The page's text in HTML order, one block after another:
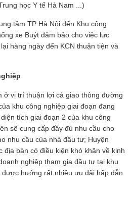
học Y tế Hà Nam ...)
tâm TP Hà Nội đến Khu công
xe Buýt đảm bảo cho việc lực
hàng ngày đến KCN thuận tiện và
ở vị trí thuận lợi cả giao thông đường
khu công nghiệp giai đoạn đang
tích giai đoạn 2 của khu công
sẽ cung cấp đầy đủ nhu cầu cho
nhu cầu của nhà đầu tư; Huyện
địa bàn có điều kiện khó khăn về kinh
nghiệp tham gia đầu tư tại khu
hưởng rất nhiều ưu đãi hấp dẫn